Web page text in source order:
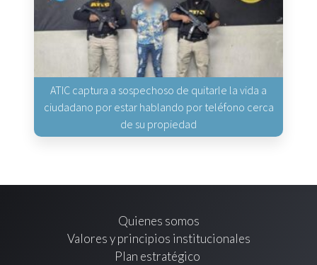
ATIC captura a sospechoso de quitarle la vida a
ciudadano por estar hablando por teléfono cerca
de su propiedad
Quienes somos
Valores y principios institucionales
Plan estratégico